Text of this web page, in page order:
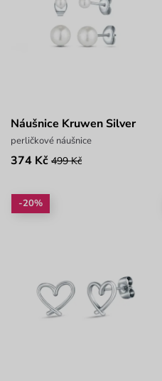
Náušnice Kruwen Silver
perličkové náušnice
374 Kč 499 Kč
-20%